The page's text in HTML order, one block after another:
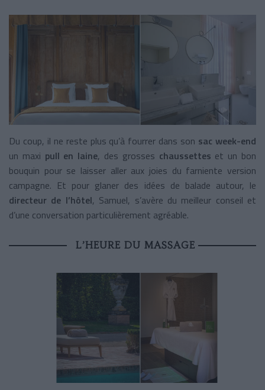
Du coup, il ne reste plus qu’à fourrer dans son sac week-end
un maxi pull en laine, des grosses chaussettes et un bon
bouquin pour se laisser aller aux joies du farniente version
campagne. Et pour glaner des idées de balade autour, le
directeur de l’hôtel, Samuel, s’avère du meilleur conseil et
d’une conversation particulièrement agréable.
L’HEURE DU MASSAGE